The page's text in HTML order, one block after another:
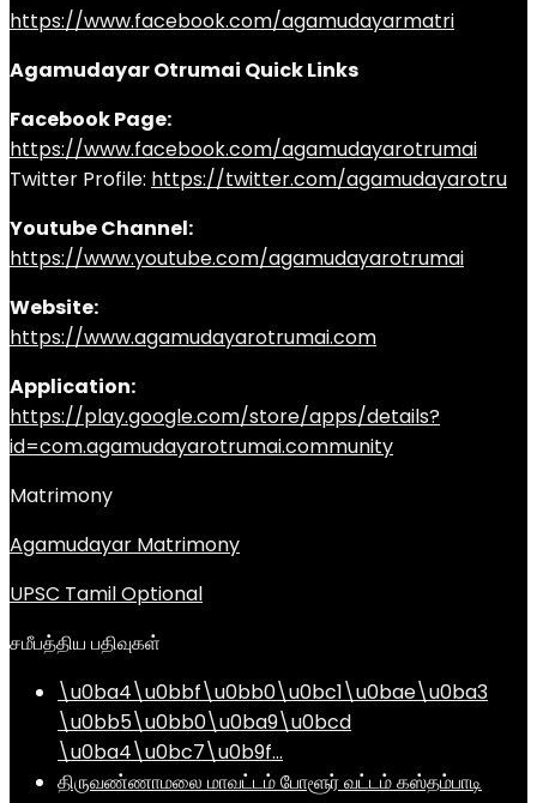
https://www.facebook.com/agamudayarmatri
Agamudayar Otrumai Quick Links
Facebook Page:
https://www.facebook.com/agamudayarotrumai
Twitter Profile: https://twitter.com/agamudayarotru
Youtube Channel:
https://www.youtube.com/agamudayarotrumai
Website:
https://www.agamudayarotrumai.com
Application:
https://play.google.com/store/apps/details?
id=com.agamudayarotrumai.community
Matrimony
Agamudayar Matrimony
UPSC Tamil Optional
சமீபத்திய பதிவுகள்
\u0ba4\u0bbf\u0bb0\u0bc1\u0bae\u0ba3
\u0bb5\u0bb0\u0ba9\u0bcd
\u0ba4\u0bc7\u0b9f…
திருவண்ணாமலை மாவட்டம் போளூர் வட்டம் கஸ்தம்பாடி